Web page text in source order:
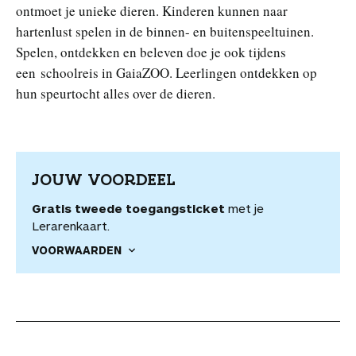
ontmoet je unieke dieren. Kinderen kunnen naar
hartenlust spelen in de binnen- en buitenspeeltuinen.
Spelen, ontdekken en beleven doe je ook tijdens
een schoolreis in GaiaZOO. Leerlingen ontdekken op
hun speurtocht alles over de dieren.
JOUW VOORDEEL
Gratis tweede toegangsticket met je
Lerarenkaart.
VOORWAARDEN